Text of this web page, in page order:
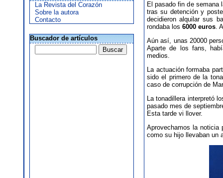
La Revista del Corazón
Sobre la autora
Contacto
Buscador de artículos
El pasado fin de semana
tras su detención y
decidieron alquilar sus
rondaba los 6000 euros.
Aún así, unas 20000
Aparte de los fans,
medios.
La actuación formaba
sido el primero de la
caso de corrupción de
La tonadillera interpretó
pasado mes de
Esta tarde vi llover.
Aprovechamos la noticia
como su hijo llevaban un